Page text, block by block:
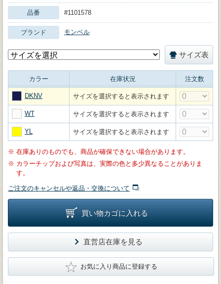
品番 #1101578
ブランド モンベル
サイズ表
カラー 在庫状況 注文数
DKNV サイズを選択すると表示されます
WT サイズを選択すると表示されます
YL サイズを選択すると表示されます
※ 在庫ありのものでも、商品が確保できない場合があります。
※ カラーチップおよび写真は、実際の色と多少異なることがありま
す。
ご注文のキャンセルや返品・交換について
買い物カゴに入れる
直営店在庫を見る
★ お気に入り商品に登録する